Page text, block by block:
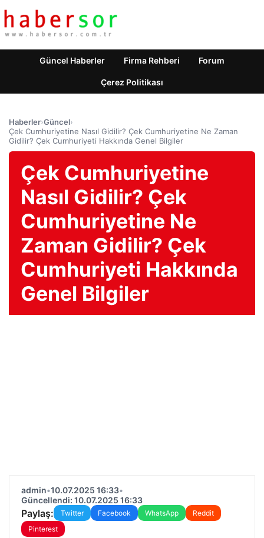
Güncel Haberler Firma Rehberi Forum
Çerez Politikası
Haberler›Güncel›
Çek Cumhuriyetine Nasıl Gidilir? Çek Cumhuriyetine Ne Zaman
Gidilir? Çek Cumhuriyeti Hakkında Genel Bilgiler
Çek Cumhuriyetine
Nasıl Gidilir? Çek
Cumhuriyetine Ne
Zaman Gidilir? Çek
Cumhuriyeti Hakkında
Genel Bilgiler
admin•10.07.2025 16:33•
Güncellendi: 10.07.2025 16:33
Paylaş: Twitter Facebook WhatsApp
Reddit
Pinterest